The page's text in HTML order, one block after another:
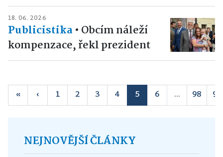
18. 06. 2026
Publicistika• Obcím náleží
kompenzace, řekl prezident
« ‹ 1 2 3 4 5 6 ... 98 99
NEJNOVĚJŠÍ ČLÁNKY